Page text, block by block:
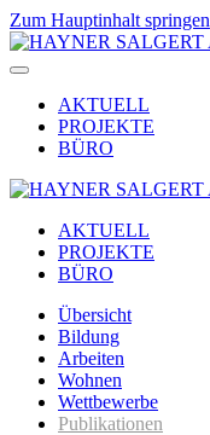
Zum Hauptinhalt springen
AKTUELL
PROJEKTE
BÜRO
AKTUELL
PROJEKTE
BÜRO
Übersicht
Bildung
Arbeiten
Wohnen
Wettbewerbe
Publikationen